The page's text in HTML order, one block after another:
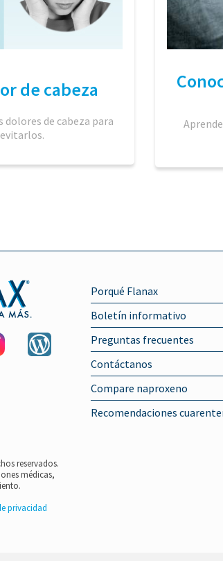
de cabeza
dolores de cabeza para
Porqué Flanax
Boletín informativo
Preguntas frecuentes
Contáctanos
Compare naproxeno
Recomendaciones
reservados.
médicas,
privacidad